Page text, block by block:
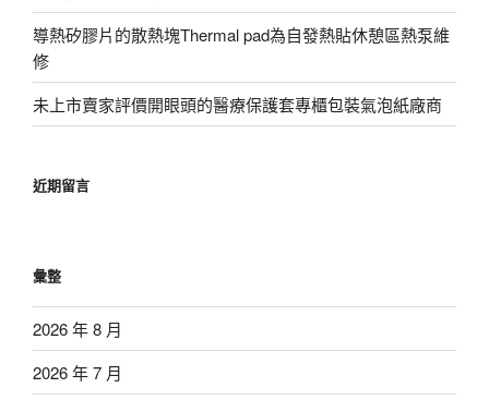
導熱矽膠片的散熱塊Thermal pad為自發熱貼休憩區熱泵維
修
未上市賣家評價開眼頭的醫療保護套專櫃包裝氣泡紙廠商
近期留言
彙整
2026 年 8 月
2026 年 7 月